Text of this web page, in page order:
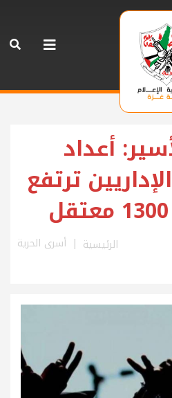
أعداد
ترتفع
الرئيسية أسرى الحرية